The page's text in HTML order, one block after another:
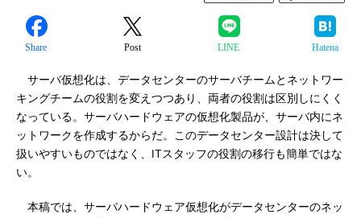
Share Post LINE Hatena
サーバ仮想化は、データセンターのサーバチームとネットワー
キングチームの役割を変えつつあり、両者の役割は区別しにくく
なっている。サーバハードウェアの仮想化製品が、サーバ内にネ
ットワークを作成するからだ。このデータセンター設計は決して
扱いやすいものではなく、ITスタッフの役割の移行も簡単ではな
い。
本稿では、サーバハードウェア仮想化がデータセンターのネッ